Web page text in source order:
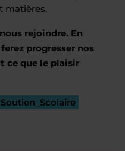
matières.
rejoindre. En
progresser nos
ce que le plaisir